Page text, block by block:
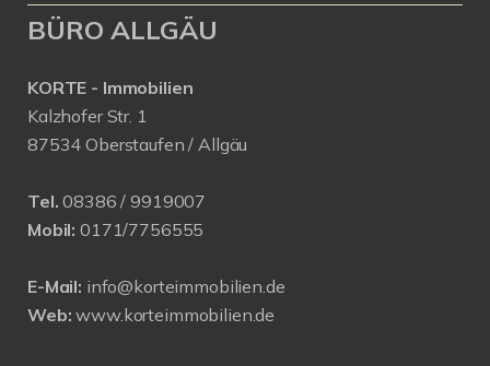
BÜRO ALLGÄU
KORTE - Immobilien
Kalzhofer Str. 1
87534 Oberstaufen / Allgäu
Tel. 08386 / 9919007
Mobil: 0171/7756555
E-Mail: info@korteimmobilien.de
Web: www.korteimmobilien.de